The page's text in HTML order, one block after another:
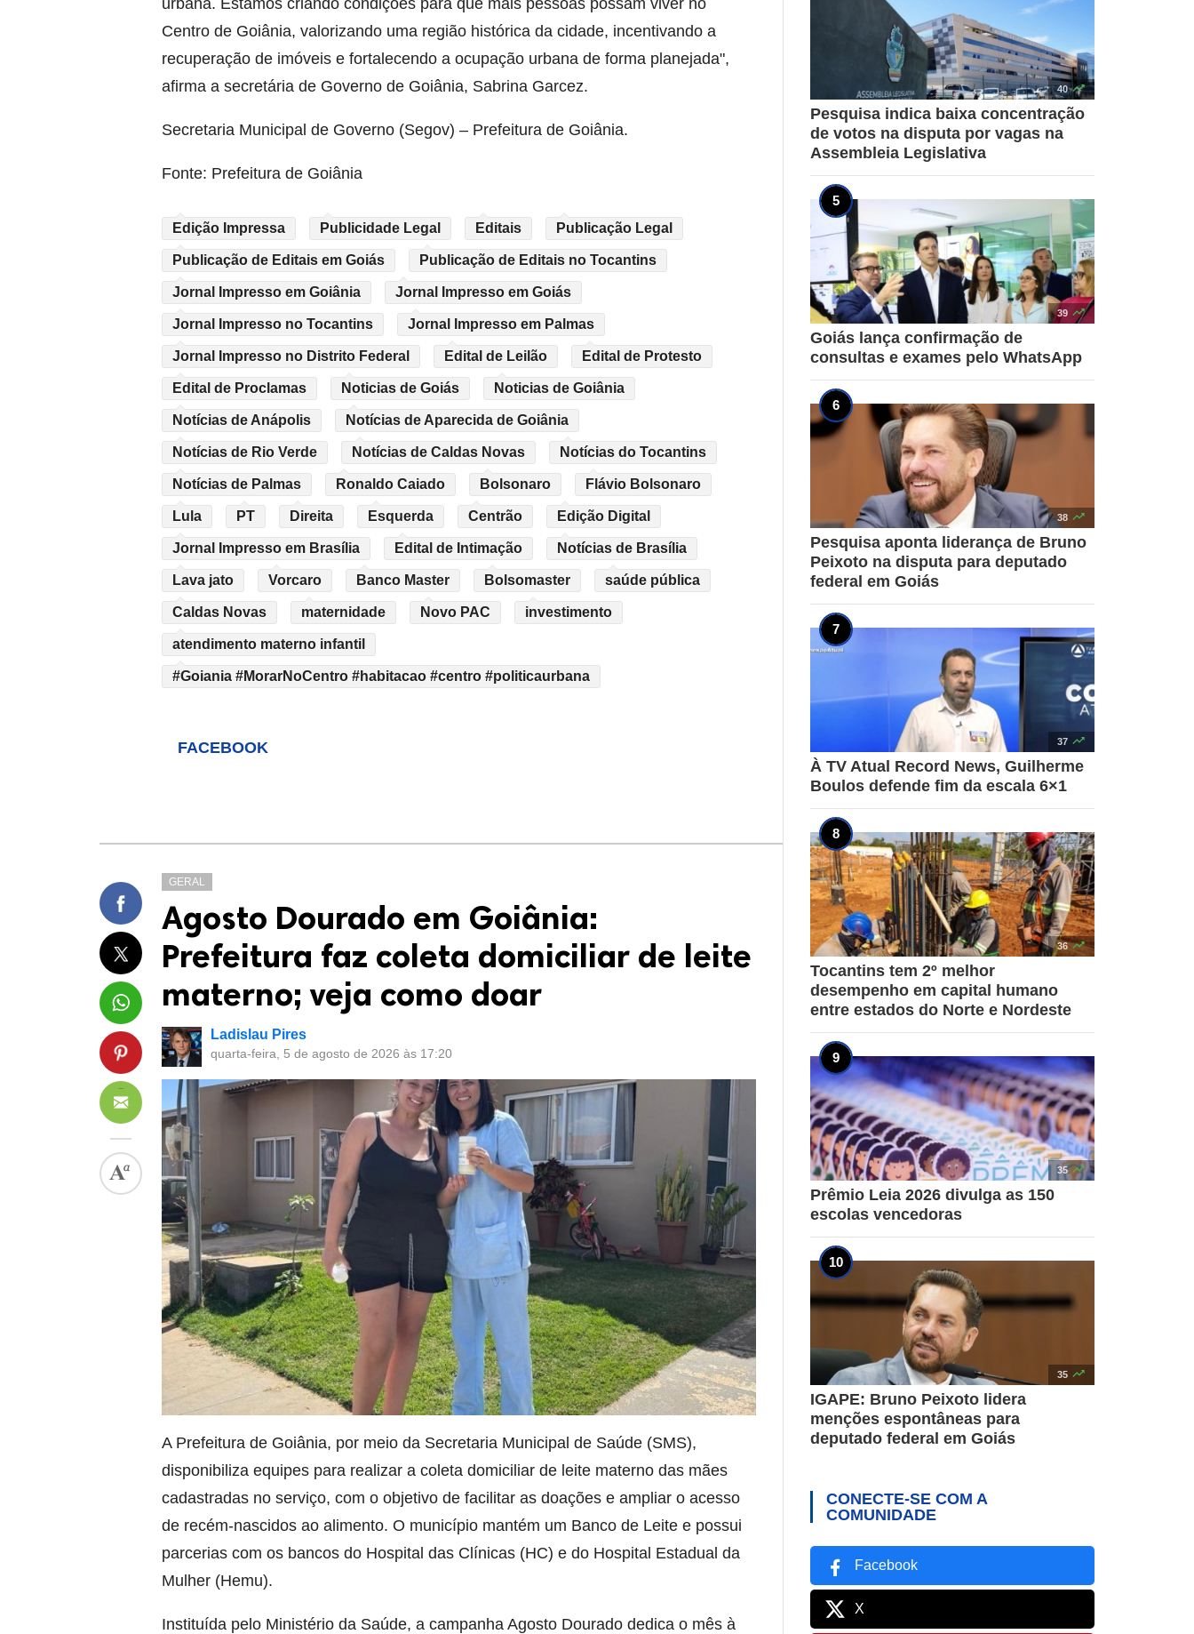
Centro de Goiânia, valorizando uma região histórica da cidade, incentivando a
recuperação de imóveis e fortalecendo a ocupação urbana de forma planejada",
afirma a secretária de Governo de Goiânia, Sabrina Garcez.
Secretaria Municipal de Governo (Segov) – Prefeitura de Goiânia.
Fonte: Prefeitura de Goiânia
Edição Impressa Publicidade Legal Editais Publicação Legal
Publicação de Editais em Goiás Publicação de Editais no Tocantins
Jornal Impresso em Goiânia Jornal Impresso em Goiás
Jornal Impresso no Tocantins Jornal Impresso em Palmas
Jornal Impresso no Distrito Federal Edital de Leilão Edital de Protesto
Edital de Proclamas Noticias de Goiás Noticias de Goiânia
Notícias de Anápolis Notícias de Aparecida de Goiânia
Notícias de Rio Verde Notícias de Caldas Novas Notícias do Tocantins
Notícias de Palmas Ronaldo Caiado Bolsonaro Flávio Bolsonaro
Lula PT Direita Esquerda Centrão Edição Digital
Jornal Impresso em Brasília Edital de Intimação Notícias de Brasília
Lava jato Vorcaro Banco Master Bolsomaster saúde pública
Caldas Novas maternidade Novo PAC investimento
atendimento materno infantil
#Goiania #MorarNoCentro #habitacao #centro #politicaurbana
FACEBOOK
GERAL
Agosto Dourado em Goiânia:
Prefeitura faz coleta domiciliar de leite
materno; veja como doar
Ladislau Pires
quarta-feira, 5 de agosto de 2026 às 17:20
A Prefeitura de Goiânia, por meio da Secretaria Municipal de Saúde (SMS),
disponibiliza equipes para realizar a coleta domiciliar de leite materno das mães
cadastradas no serviço, com o objetivo de facilitar as doações e ampliar o acesso
de recém-nascidos ao alimento. O município mantém um Banco de Leite e possui
parcerias com os bancos do Hospital das Clínicas (HC) e do Hospital Estadual da
Mulher (Hemu).
Instituída pelo Ministério da Saúde, a campanha Agosto Dourado dedica o mês à
40 
Pesquisa indica baixa concentração
de votos na disputa por vagas na
Assembleia Legislativa
39 
Goiás lança confirmação de
consultas e exames pelo WhatsApp
38 
Pesquisa aponta liderança de Bruno
Peixoto na disputa para deputado
federal em Goiás
37 
À TV Atual Record News, Guilherme
Boulos defende fim da escala 6×1
36 
Tocantins tem 2º melhor
desempenho em capital humano
entre estados do Norte e Nordeste
35 
Prêmio Leia 2026 divulga as 150
escolas vencedoras
35 
IGAPE: Bruno Peixoto lidera
menções espontâneas para
deputado federal em Goiás
CONECTE-SE COM A
COMUNIDADE
Facebook
X